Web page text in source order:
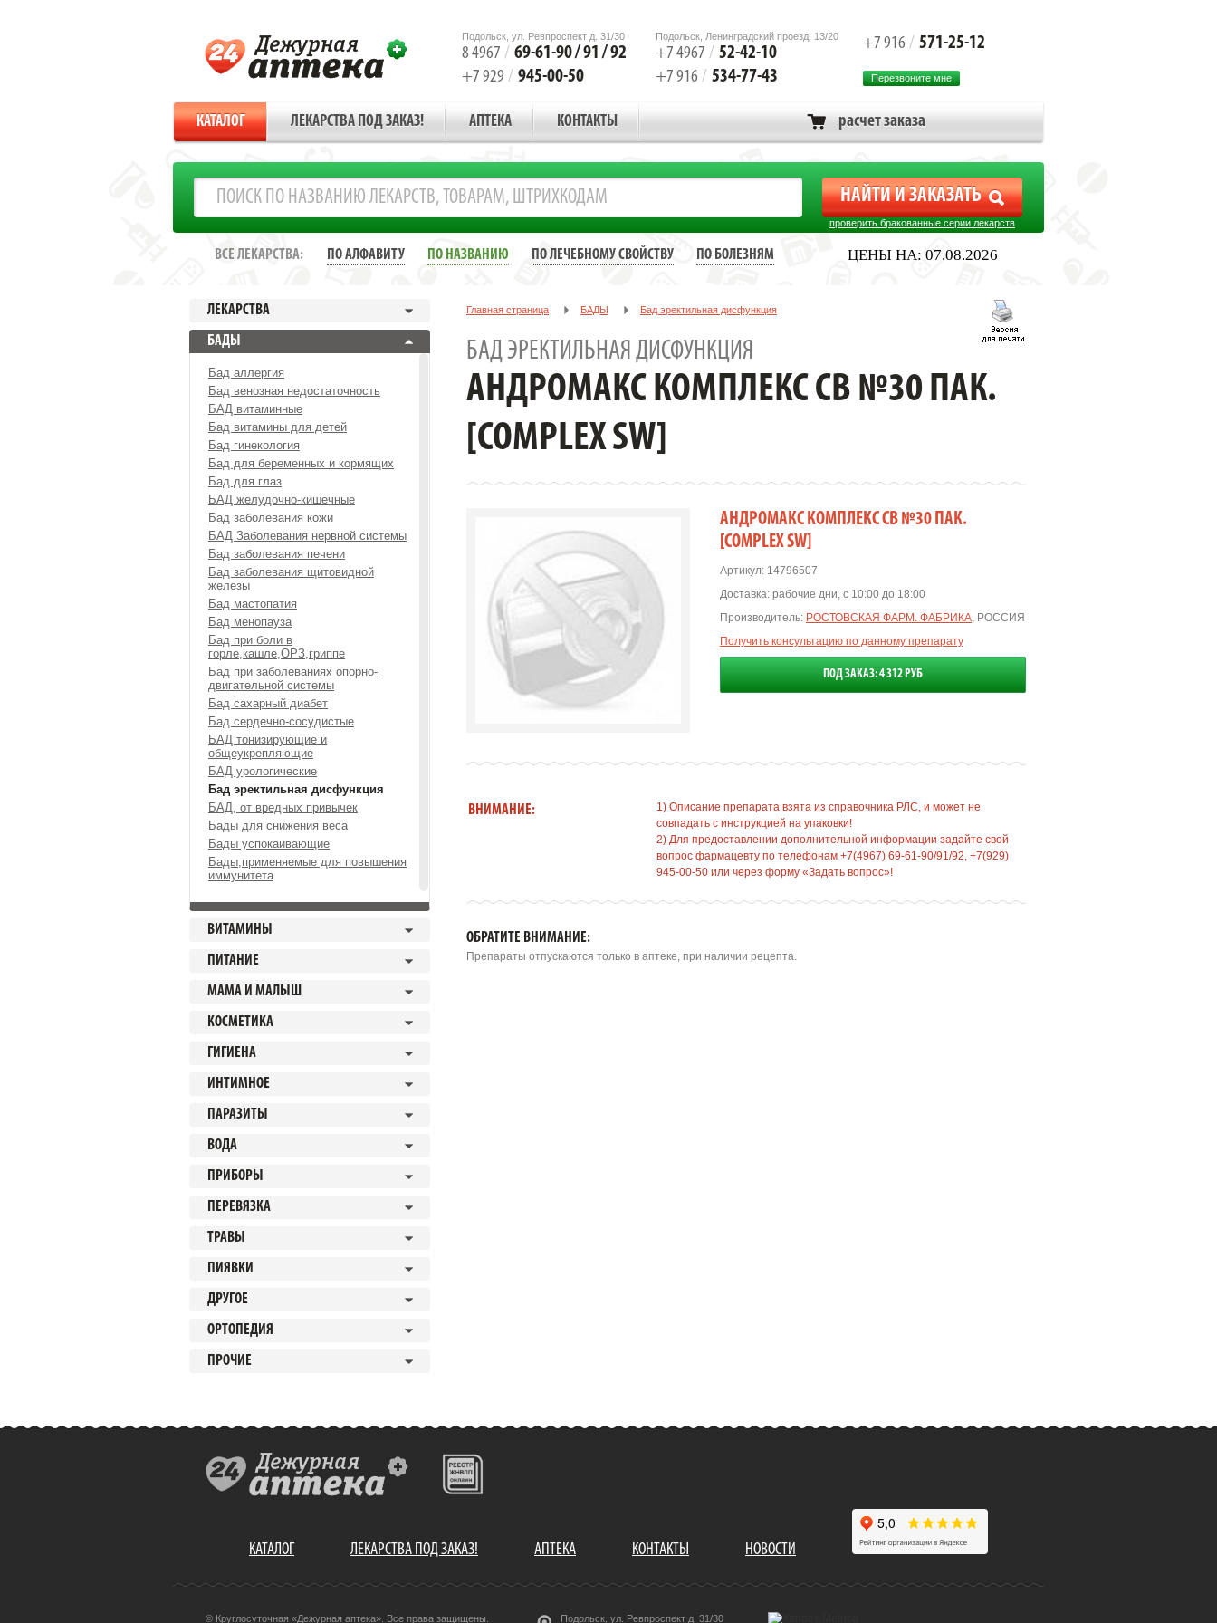
Подольск, ул. Ревпроспект д. 31/30
8 4967 / 69-61-90 / 91 / 92
+7 929 / 945-00-50
Подольск, Ленинградский проезд, 13/20
+7 4967 / 52-42-10
+7 916 / 534-77-43
+7 916 / 571-25-12
Перезвоните мне
КАТАЛОГ ЛЕКАРСТВА ПОД ЗАКАЗ! АПТЕКА КОНТАКТЫ расчет заказа
проверить бракованные серии лекарств
ЦЕНЫ НА: 07.08.2026
ВСЕ ЛЕКАРСТВА: ПО АЛФАВИТУ ПО НАЗВАНИЮ ПО ЛЕЧЕБНОМУ СВОЙСТВУ ПО БОЛЕЗНЯМ
ЛЕКАРСТВА
БАДЫ
Бад аллергия
Бад венозная недостаточность
БАД витаминные
Бад витамины для детей
Бад гинекология
Бад для беременных и кормящих
Бад для глаз
БАД желудочно-кишечные
Бад заболевания кожи
БАД Заболевания нервной системы
Бад заболевания печени
Бад заболевания щитовидной
железы
Бад мастопатия
Бад менопауза
Бад при боли в
горле,кашле,ОРЗ,гриппе
Бад при заболеваниях опорно-
двигательной системы
Бад сахарный диабет
Бад сердечно-сосудистые
БАД тонизирующие и
общеукрепляющие
БАД урологические
Бад эректильная дисфункция
БАД, от вредных привычек
Бады для снижения веса
Бады успокаивающие
Бады,применяемые для повышения
иммунитета
ВИТАМИНЫ
ПИТАНИЕ
МАМА И МАЛЫШ
КОСМЕТИКА
ГИГИЕНА
ИНТИМНОЕ
ПАРАЗИТЫ
ВОДА
ПРИБОРЫ
ПЕРЕВЯЗКА
ТРАВЫ
ПИЯВКИ
ДРУГОЕ
ОРТОПЕДИЯ
ПРОЧИЕ
Главная страница БАДЫ Бад эректильная дисфункция
БАД ЭРЕКТИЛЬНАЯ ДИСФУНКЦИЯ
АНДРОМАКС КОМПЛЕКС СВ №30 ПАК.
[COMPLEX SW]
АНДРОМАКС КОМПЛЕКС СВ №30 ПАК.
[COMPLEX SW]
Артикул: 14796507
Доставка: рабочие дни, с 10:00 до 18:00
Производитель: РОСТОВСКАЯ ФАРМ. ФАБРИКА, РОССИЯ
Получить консультацию по данному препарату
ПОД ЗАКАЗ: 4 312 РУБ
ВНИМАНИЕ:
1) Описание препарата взята из справочника РЛС, и может не
совпадать с инструкцией на упаковки!
2) Для предоставлении дополнительной информации задайте свой
вопрос фармацевту по телефонам +7(4967) 69-61-90/91/92, +7(929)
945-00-50 или через форму «Задать вопрос»!
ОБРАТИТЕ ВНИМАНИЕ:
Препараты отпускаются только в аптеке, при наличии рецепта.
КАТАЛОГ ЛЕКАРСТВА ПОД ЗАКАЗ! АПТЕКА КОНТАКТЫ НОВОСТИ
© Круглосуточная «Дежурная аптека». Все права защищены. Подольск, ул. Ревпроспект д. 31/30